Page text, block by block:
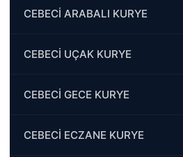
CEBECİ ARABALI KURYE
CEBECİ UÇAK KURYE
CEBECİ GECE KURYE
CEBECİ ECZANE KURYE